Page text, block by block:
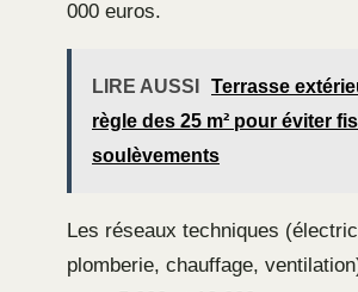
000 euros.
LIRE AUSSI
Terrasse
règle des 25 m² pour éviter
soulèvements
Les réseaux techniques
plomberie, chauffage,